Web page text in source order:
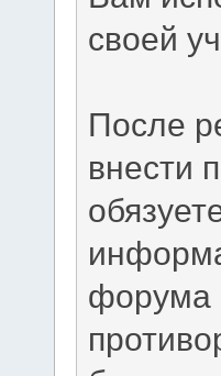
своей
После
внести
форума